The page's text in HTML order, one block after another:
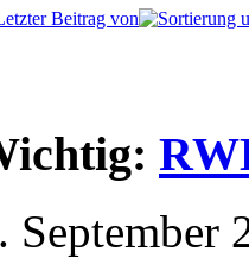
Beitrag von
September